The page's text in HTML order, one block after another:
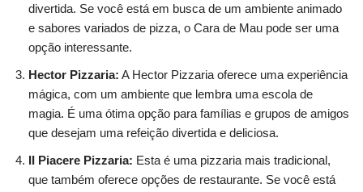
divertida. Se você está em busca de um ambiente animado
e sabores variados de pizza, o Cara de Mau pode ser uma
opção interessante.
Hector Pizzaria: A Hector Pizzaria oferece uma experiência
mágica, com um ambiente que lembra uma escola de
magia. É uma ótima opção para famílias e grupos de amigos
que desejam uma refeição divertida e deliciosa.
II Piacere Pizzaria: Esta é uma pizzaria mais tradicional,
que também oferece opções de restaurante. Se você está